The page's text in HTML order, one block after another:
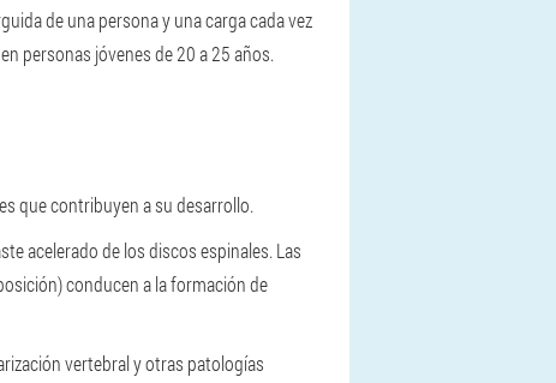
de una persona y una carga cada vez
personas jóvenes de 20 a 25 años.
que contribuyen a su desarrollo.
acelerado de los discos espinales. Las
conducen a la formación de
vertebral y otras patologías